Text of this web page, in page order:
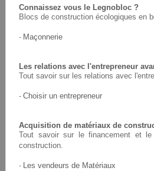
Connaissez vous le Legnobloc ?
Blocs de construction écologiques en
- Maçonnerie
Les relations avec l'entrepreneur
Tout savoir sur les relations avec
- Choisir un entrepreneur
Acquisition de matériaux de
Tout savoir sur le financement et
construction.
- Les vendeurs de Matériaux